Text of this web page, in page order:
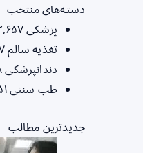
دسته‌های منتخب
پزشکی
تغذیه سالم
دندانپزشکی
طب سنتی
جدیدترین مطالب